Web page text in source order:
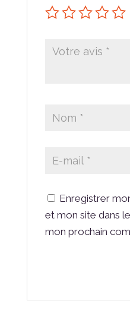
Enregistrer
et mon site dans
mon prochain